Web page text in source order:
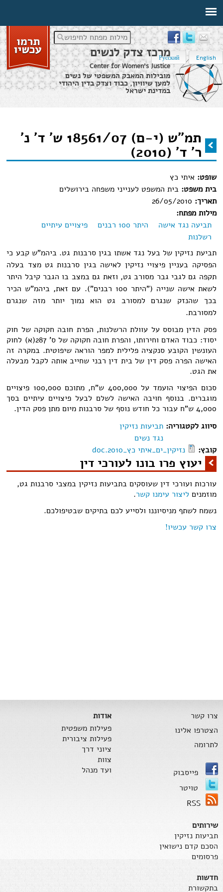
מילות מפתח לחיפוש
English
Русский
מרכז צדק לנשים
Center for Women's Justice
מובילות המאבק המשפטי של נשים
למען שיוויון, כבוד וצדק בדין היהודי
במדינת ישראל
הינך נמצא כאן תמ"ש (י-ם) 18561/07 ש' ד' נ'
ר' ד' (2010)
שופט: איתי כץ
בית משפט:בית המשפט לענייני משפחה בירושלים
תאריך: 26/05/2010
מילות מפתח:
תביעה נגד אישה
היתר 100 רבנים
פיצויים עיתיים
רשלנות
תביעת נזיקין של בעל נגד אשתו בגין סרבנות גט. ביהמ"ש קבע כי
הפסיקה בעניין פיצויי נזיקין לאישה בגין סרבנות גט מצד בעלה
תקפה גם לגבי גבר מסורב גט, וזאת גם במצב בו הגבר קיבל היתר
לשאת אישה שנייה ("היתר 100 רבנים"). עם זאת, ביהמ"ש הכיר
בכך שהנזק שנגרם למסורב גט הוא נמוך יותר מזה שנגרם
למסורבת.
פסק הדין מבוסס על עוולת הרשלנות, הפרת חובה חקוקה של חוק
יסוד: כבוד האדם וחירותו, והפרת חובה חקוקה של ס' 287(א) לחוק
העונשין הקובע סנקציה פלילית למפר הוראה שיפוטית. במקרה זה
האישה הפרה פסק דין של בית דין רבני שחייב אותה לקבל מבעלה
את הגט.
סכום הפיצוי הועמד על 400,000 ש"ח, מתוכם 100,000 פיצויים
מוגברים. בנוסף חויבה האישה לשלם לבעל פיצויים עיתיים בסך
4,000 ש"ח עבור כל חודש נוסף של סרבנות מיום מתן פסק הדין.
סיווג לקטגוריה:תביעות נזיקין
נגד נשים
קובץ:
נזיקין_ים_איתי כץ_2010.doc
יעוץ פרו בונו לעורכי דין
עורכות ועורכי דין שעוסקים בתביעות נזיקין במצבי סרבנות גט,
מוזמנים ליצור עימנו קשר.
נשמח לשתף מניסיוננו ולסייע לכם בתיקים שבטיפולכם.
צרו קשר עכשיו!
צרו קשר
הצטרפו אלינו
לתרומה
פייסבוק
טויטר
RSS
אודות
פעילות משפטית
פעילות ציבורית
ציוני דרך
צוות
ועד מנהל
שירותים
תביעות נזיקין
הסכם קדם נישואין
פרסומים
חדשות
בתקשורת